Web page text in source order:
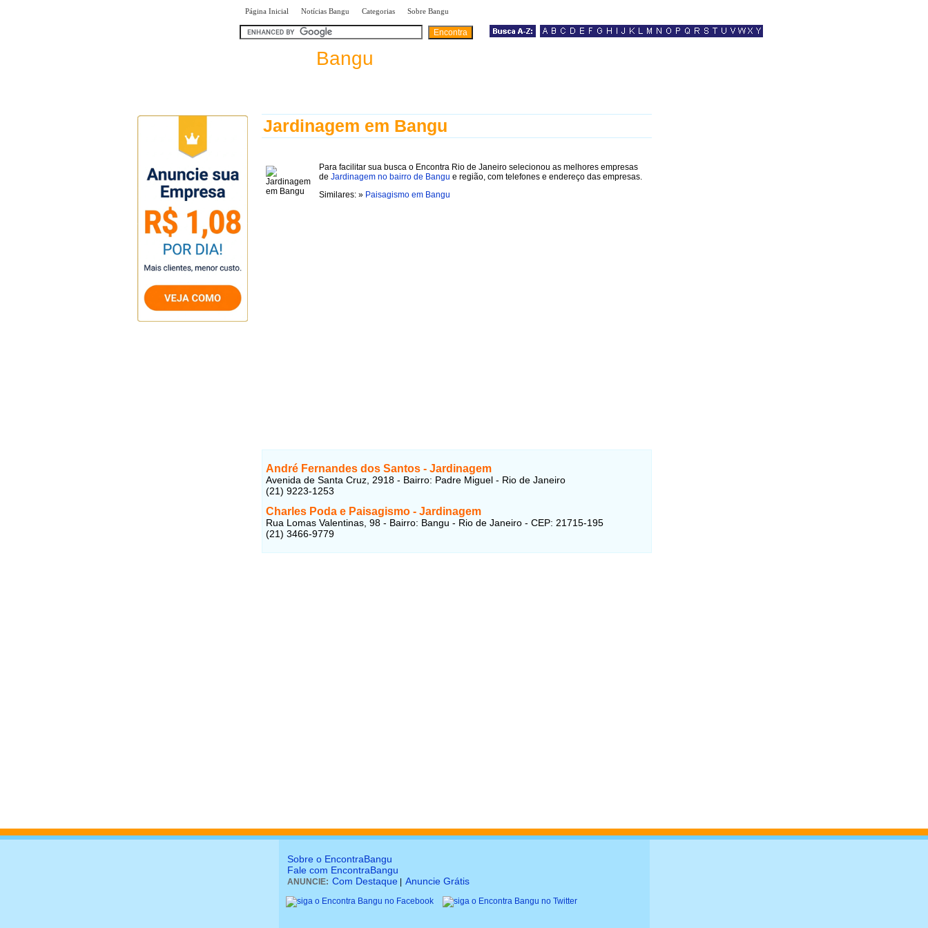
Página Inicial Notícias Bangu Categorias Sobre Bangu
Bangu
Jardinagem em Bangu
Para facilitar sua busca o Encontra Rio de Janeiro selecionou as melhores empresas
de Jardinagem no bairro de Bangu e região, com telefones e endereço das empresas.
Similares: » Paisagismo em Bangu
André Fernandes dos Santos - Jardinagem
Avenida de Santa Cruz, 2918 - Bairro: Padre Miguel - Rio de Janeiro
(21) 9223-1253
Charles Poda e Paisagismo - Jardinagem
Rua Lomas Valentinas, 98 - Bairro: Bangu - Rio de Janeiro - CEP: 21715-195
(21) 3466-9779
Sobre o EncontraBangu
Fale com EncontraBangu
ANUNCIE: Com Destaque Anuncie Grátis